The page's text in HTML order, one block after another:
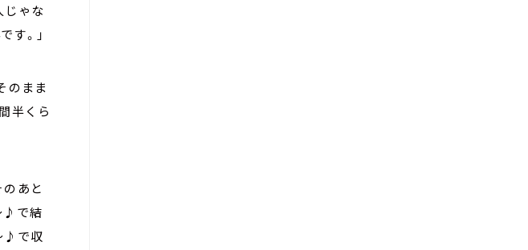
じゃな
す。」
のまま
半くら
あと
♪で結
♪で収